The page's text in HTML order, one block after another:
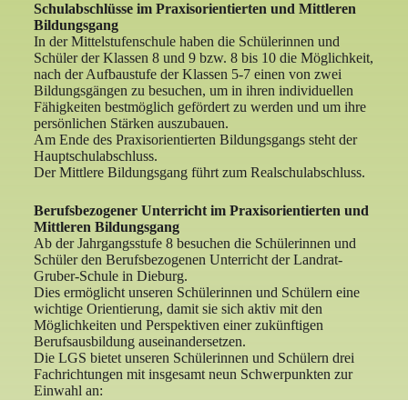
Schulabschlüsse im Praxisorientierten und Mittleren
Bildungsgang
In der Mittelstufenschule haben die Schülerinnen und
Schüler der Klassen 8 und 9 bzw. 8 bis 10 die Möglichkeit,
nach der Aufbaustufe der Klassen 5-7 einen von zwei
Bildungsgängen zu besuchen, um in ihren individuellen
Fähigkeiten bestmöglich gefördert zu werden und um ihre
persönlichen Stärken auszubauen.
Am Ende des Praxisorientierten Bildungsgangs steht der
Hauptschulabschluss.
Der Mittlere Bildungsgang führt zum Realschulabschluss.
Berufsbezogener Unterricht im Praxisorientierten und
Mittleren Bildungsgang
Ab der Jahrgangsstufe 8 besuchen die Schülerinnen und
Schüler den Berufsbezogenen Unterricht der Landrat-
Gruber-Schule in Dieburg.
Dies ermöglicht unseren Schülerinnen und Schülern eine
wichtige Orientierung, damit sie sich aktiv mit den
Möglichkeiten und Perspektiven einer zukünftigen
Berufsausbildung auseinandersetzen.
Die LGS bietet unseren Schülerinnen und Schülern drei
Fachrichtungen mit insgesamt neun Schwerpunkten zur
Einwahl an: